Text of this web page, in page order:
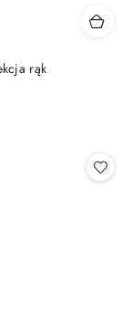
rąk